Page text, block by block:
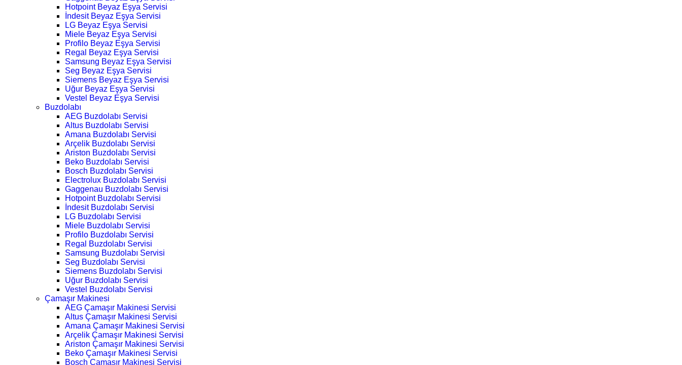
Hotpoint Beyaz Eşya Servisi
İndesit Beyaz Eşya Servisi
LG Beyaz Eşya Servisi
Miele Beyaz Eşya Servisi
Profilo Beyaz Eşya Servisi
Regal Beyaz Eşya Servisi
Samsung Beyaz Eşya Servisi
Seg Beyaz Eşya Servisi
Siemens Beyaz Eşya Servisi
Uğur Beyaz Eşya Servisi
Vestel Beyaz Eşya Servisi
Buzdolabı
AEG Buzdolabı Servisi
Altus Buzdolabı Servisi
Amana Buzdolabı Servisi
Arçelik Buzdolabı Servisi
Ariston Buzdolabı Servisi
Beko Buzdolabı Servisi
Bosch Buzdolabı Servisi
Electrolux Buzdolabı Servisi
Gaggenau Buzdolabı Servisi
Hotpoint Buzdolabı Servisi
İndesit Buzdolabı Servisi
LG Buzdolabı Servisi
Miele Buzdolabı Servisi
Profilo Buzdolabı Servisi
Regal Buzdolabı Servisi
Samsung Buzdolabı Servisi
Seg Buzdolabı Servisi
Siemens Buzdolabı Servisi
Uğur Buzdolabı Servisi
Vestel Buzdolabı Servisi
Çamaşır Makinesi
AEG Çamaşır Makinesi Servisi
Altus Çamaşır Makinesi Servisi
Amana Çamaşır Makinesi Servisi
Arçelik Çamaşır Makinesi Servisi
Ariston Çamaşır Makinesi Servisi
Beko Çamaşır Makinesi Servisi
Bosch Çamaşır Makinesi Servisi